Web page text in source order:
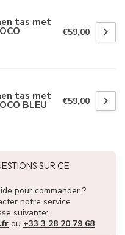
tas met
€59,00
tas met
BLEU €59,00
SUR CE
pour commander ?
notre service
suivante:
ou +33 3 28 20 79 68.